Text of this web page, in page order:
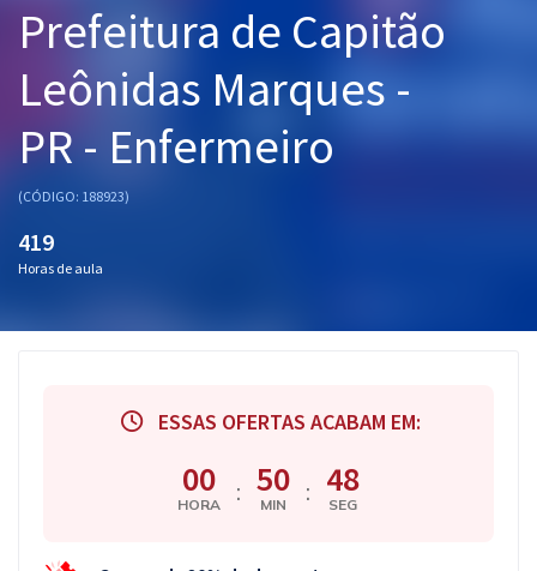
Cursos 20% OFF
Pós
Graduação
OAB
Mentorias
Prefeitura de Capitão
Leônidas Marques -
PR - Enfermeiro
(CÓDIGO: 188923)
419
Horas de aula
ESSAS OFERTAS ACABAM EM:
00
HORA : 50
MIN : 47
SEG